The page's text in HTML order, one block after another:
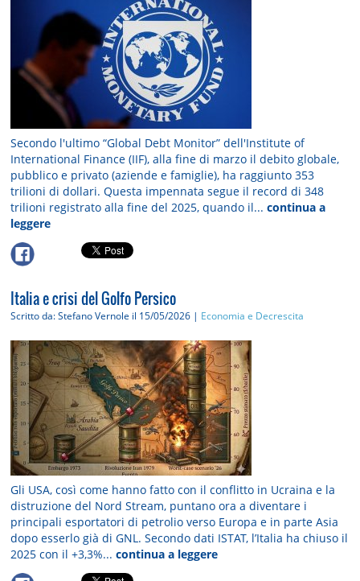
Secondo l'ultimo “Global Debt Monitor” dell'Institute of
International Finance (IIF), alla fine di marzo il debito globale,
pubblico e privato (aziende e famiglie), ha raggiunto 353
trilioni di dollari. Questa impennata segue il record di 348
trilioni registrato alla fine del 2025, quando il...continua a
leggere
Italia e crisi del Golfo Persico
Scritto da: Stefano Vernole il 15/05/2026 | Economia e Decrescita
Gli USA, così come hanno fatto con il conflitto in Ucraina e la
distruzione del Nord Stream, puntano ora a diventare i
principali esportatori di petrolio verso Europa e in parte Asia
dopo esserlo già di GNL. Secondo dati ISTAT, l’Italia ha chiuso il
2025 con il +3,3%...continua a leggere